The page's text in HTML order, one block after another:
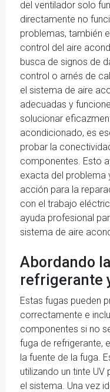
del ventilador solo
directamente no
problemas, también
control del aire
busca de signos de
control o arnés de
el sistema de aire
adecuadas y
solucionar
acondicionado, es
probar la
componentes. Esto
exacta del problema
acción para la
con el trabajo
ayuda profesional
sistema de aire
Abordando
refrigerante
Estas fugas pueden
correctamente e
componentes si no
fuga de refrigerante,
la fuente de la fuga.
utilizando un tinte
el sistema. Una vez